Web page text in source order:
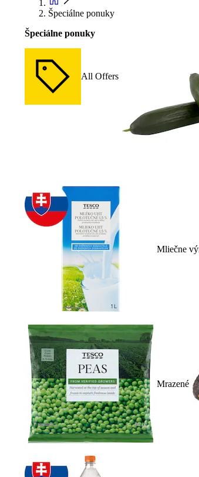
Špeciálne ponuky
Špeciálne ponuky
All Offers
Mliečne
Mrazené